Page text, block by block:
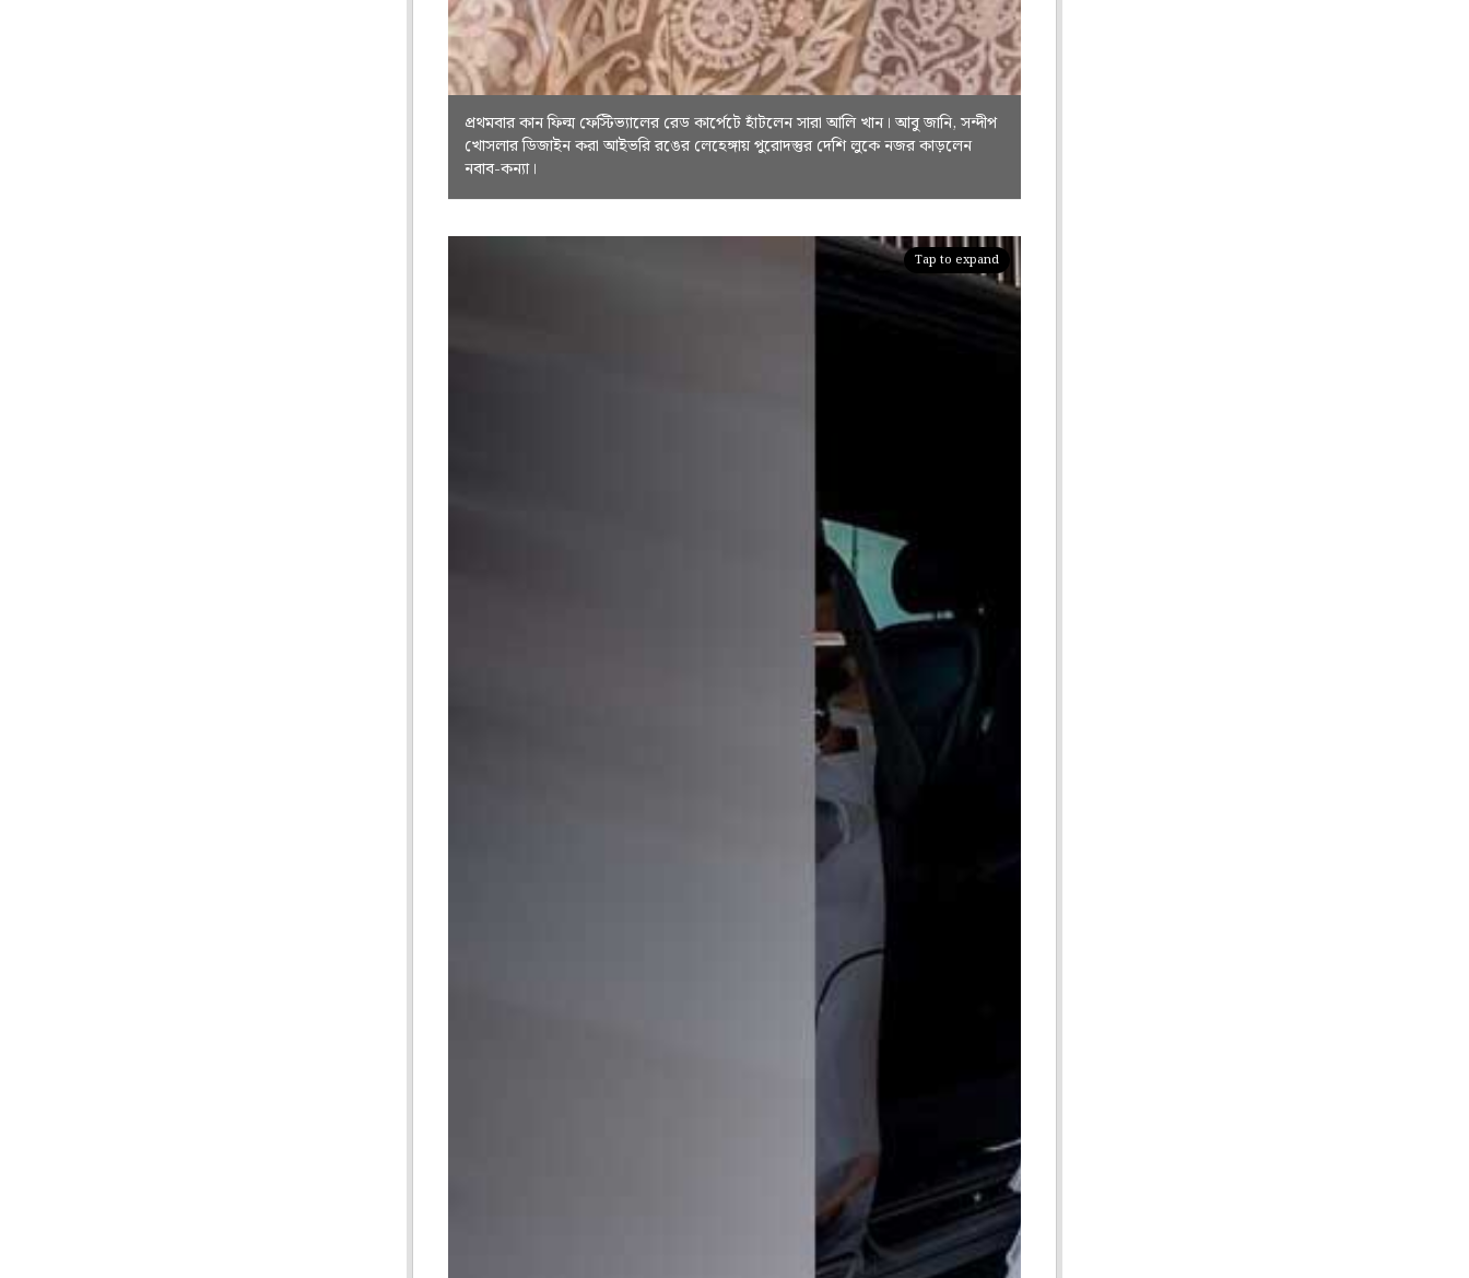
প্রথমবার কান ফিল্ম ফেস্টিভ্যালের রেড কার্পেটে হাঁটলেন সারা আলি খান। আবু জানি, সন্দীপ
খোসলার ডিজাইন করা আইভরি রঙের লেহেঙ্গায় পুরোদস্তুর দেশি লুকে নজর কাড়লেন
নবাব-কন্যা।
Tap to expand